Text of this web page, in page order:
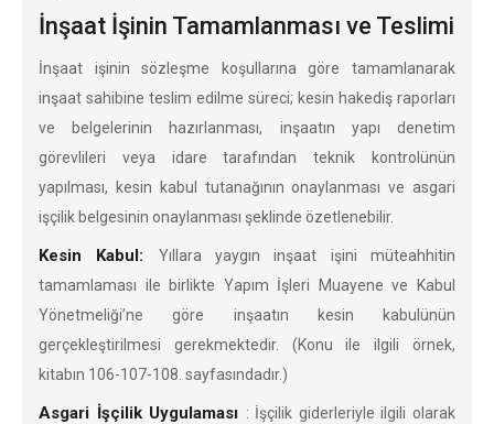
İnşaat İşinin Tamamlanması ve Teslimi
İnşaat işinin sözleşme koşullarına göre tamamlanarak
inşaat sahibine teslim edilme süreci; kesin hakediş raporları
ve belgelerinin hazırlanması, inşaatın yapı denetim
görevlileri veya idare tarafından teknik kontrolünün
yapılması, kesin kabul tutanağının onaylanması ve asgari
işçilik belgesinin onaylanması şeklinde özetlenebilir.
Kesin Kabul: Yıllara yaygın inşaat işini müteahhitin
tamamlaması ile birlikte Yapım İşleri Muayene ve Kabul
Yönetmeliği’ne göre inşaatın kesin kabulünün
gerçekleştirilmesi gerekmektedir. (Konu ile ilgili örnek,
kitabın 106-107-108. sayfasındadır.)
Asgari İşçilik Uygulaması : İşçilik giderleriyle ilgili olarak